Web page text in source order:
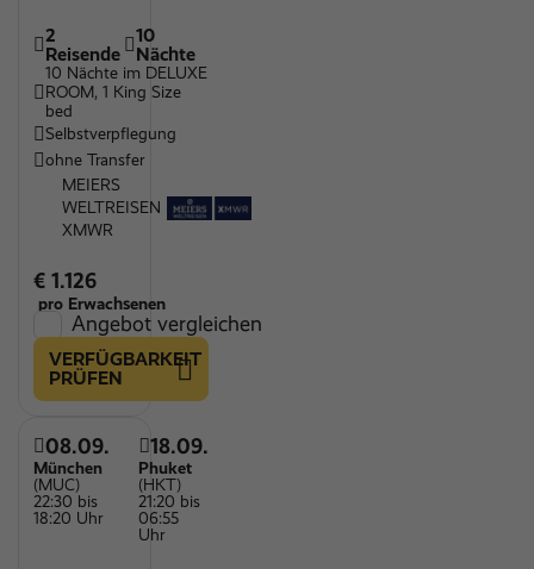
2
Reisende
10
Nächte
10 Nächte im DELUXE
ROOM, 1 King Size
bed
Selbstverpflegung
ohne Transfer
MEIERS
WELTREISEN
XMWR
€ 1.126
pro Erwachsenen
Angebot vergleichen
VERFÜGBARKEIT
PRÜFEN
08.09.
München
(MUC)
22:30 bis
18:20 Uhr
18.09.
Phuket
(HKT)
21:20 bis
06:55
Uhr